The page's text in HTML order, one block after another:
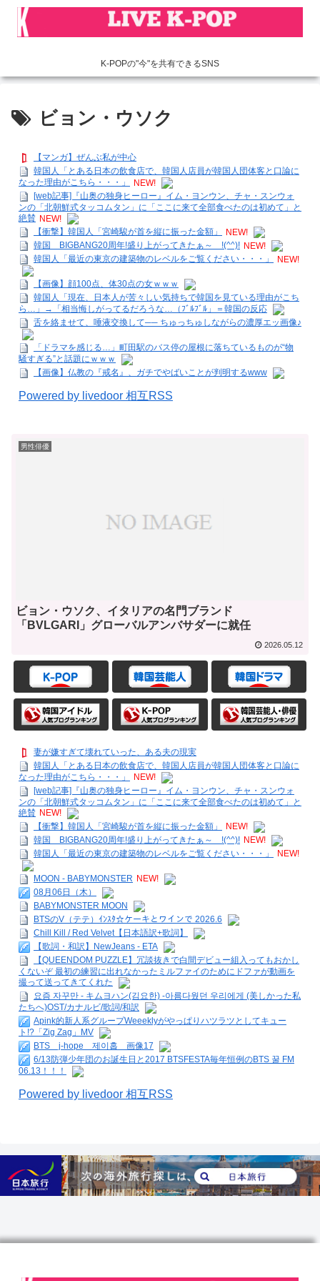
K-POPの"今"を共有できるSNS
ビョン・ウソク
【マンガ】ぜんぶ私が中心
韓国人「とある日本の飲食店で、韓国人店員が韓国人団体客と口論に
なった理由がこちら・・・」
NEW!
[web記事]『山奥の独身ヒーロー』イム・ヨンウン、チャ・スンウォ
ンの「北朝鮮式タッコムタン」に「ここに来て全部食べたのは初めて」と
絶賛 NEW!
【衝撃】韓国人「宮崎駿が首を縦に振った金額」
NEW!
韓国 BIGBANG20周年!盛り上がってきたぁ～ !(^^)! NEW!
韓国人「最近の東京の建築物のレベルをご覧ください・・・」
NEW!
【画像】顔100点、体30点の女ｗｗｗ
韓国人「現在、日本人が苦々しい気持ちで韓国を見ている理由がこち
ら…」→「相当悔しがってるだろうな…（ﾌﾞﾙﾌﾞﾙ」＝韓国の反応
舌を絡ませて、唾液交換して── ちゅっちゅしながらの濃厚エッ画像♪
「ドラマを感じる…」町田駅のバス停の屋根に落ちているものが“物
騒すぎる”と話題にｗｗｗ
【画像】仏教の『戒名』、ガチでやばいことが判明するwww
Powered by livedoor 相互RSS
男性俳優
ビョン・ウソク、イタリアの名門ブランド
「BVLGARI」グローバルアンバサダーに就任
2026.05.12
妻が嫌すぎて壊れていった、ある夫の現実
韓国人「とある日本の飲食店で、韓国人店員が韓国人団体客と口論に
なった理由がこちら・・・」
NEW!
[web記事]『山奥の独身ヒーロー』イム・ヨンウン、チャ・スンウォ
ンの「北朝鮮式タッコムタン」に「ここに来て全部食べたのは初めて」と
絶賛 NEW!
【衝撃】韓国人「宮崎駿が首を縦に振った金額」
NEW!
韓国 BIGBANG20周年!盛り上がってきたぁ～ !(^^)! NEW!
韓国人「最近の東京の建築物のレベルをご覧ください・・・」
NEW!
MOON - BABYMONSTER NEW!
08月06日（木）
BABYMONSTER MOON
BTSのV（テテ）ｲﾝｽﾀ☆ケーキとワインで 2026.6
Chill Kill / Red Velvet【日本語訳+歌詞】
【歌詞・和訳】NewJeans - ETA
【QUEENDOM PUZZLE】冗談抜きで白間デビュー組入ってもおかし
くないぞ 最初の練習に出れなかったミルファイのためにドファが動画を
撮って送ってきてくれた
요즘 자꾸만 - キムヨハン(김요한) -아름다웠던 우리에게 (美しかった私
たちへ)OST/カナルビ/歌詞/和訳
Apink的新人系グループWeeeklyがやっぱりハツラツとしてキュー
ト!?「Zig Zag」MV
BTS j-hope 제이홉 画像17
6/13防弾少年団のお誕生日と2017 BTSFESTA毎年恒例のBTS 꿀 FM
06.13！！！
Powered by livedoor 相互RSS